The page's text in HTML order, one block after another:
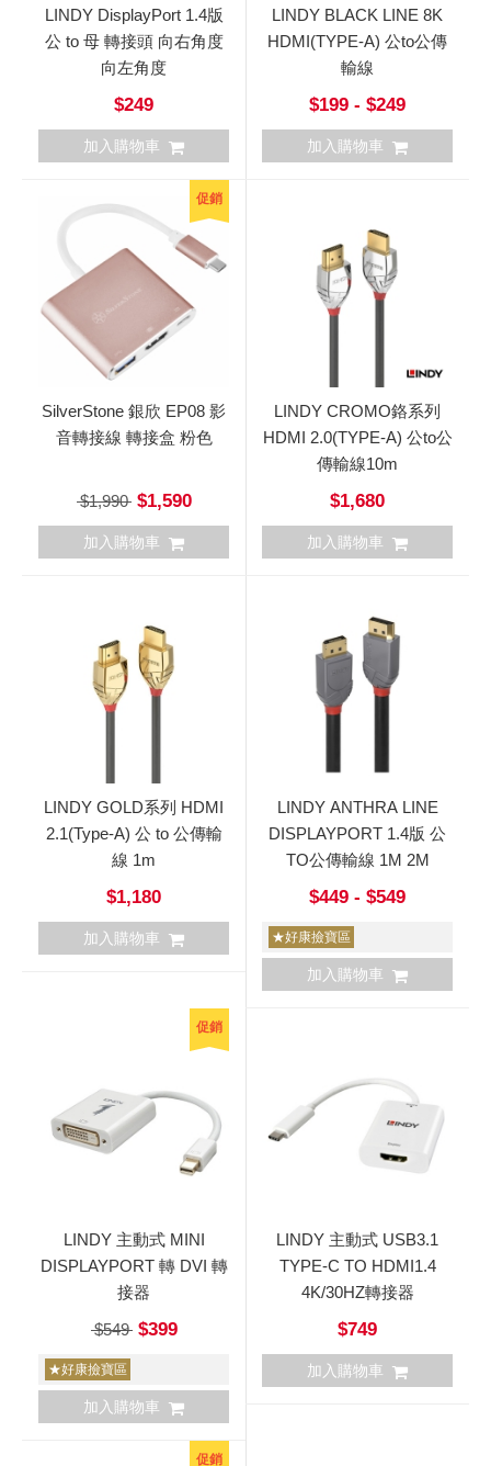
LINDY DisplayPort 1.4版
公 to 母 轉接頭 向右角度
向左角度
$249
加入購物車
LINDY BLACK LINE 8K
HDMI(TYPE-A) 公to公傳
輸線
$199 - $249
加入購物車
促銷
SilverStone 銀欣 EP08 影
音轉接線 轉接盒 粉色
$1,990$1,590
加入購物車
LINDY CROMO鉻系列
HDMI 2.0(TYPE-A) 公to公
傳輸線10m
$1,680
加入購物車
LINDY GOLD系列 HDMI
2.1(Type-A) 公 to 公傳輸
線 1m
$1,180
加入購物車
LINDY ANTHRA LINE
DISPLAYPORT 1.4版 公
TO公傳輸線 1M 2M
$449 - $549
★好康撿寶區
加入購物車
促銷
LINDY 主動式 MINI
DISPLAYPORT 轉 DVI 轉
接器
$549$399
★好康撿寶區
加入購物車
LINDY 主動式 USB3.1
TYPE-C TO HDMI1.4
4K/30HZ轉接器
$749
加入購物車
促銷